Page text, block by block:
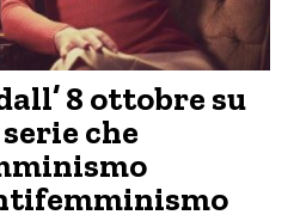
8 ottobre su
che